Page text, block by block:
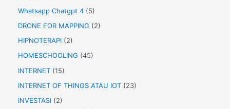
Whatsapp Chatgpt 4(5)
DRONE FOR MAPPING (2)
HIPNOTERAPI(2)
HOMESCHOOLING (45)
INTERNET(15)
INTERNET OF THINGS ATAU IOT(23)
INVESTASI(2)